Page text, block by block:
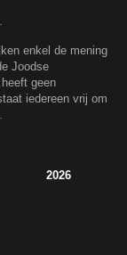
enkel de mening
Joodse
geen
iedereen vrij om
2026